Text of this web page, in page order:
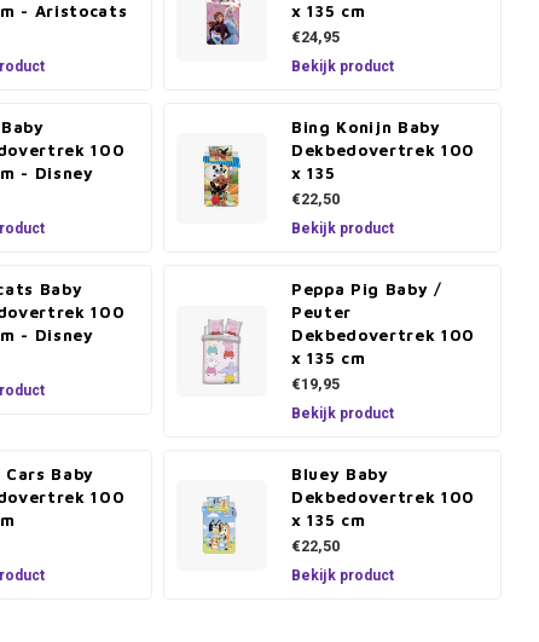
- Aristocats
x 135 cm
€24,95
Bekijk product
100
- Disney
Bing Konijn Baby
Dekbedovertrek 100
x 135
€22,50
Bekijk product
Baby
100
- Disney
Peppa Pig Baby /
Peuter
Dekbedovertrek 100
x 135 cm
€19,95
Bekijk product
Cars Baby
100
Bluey Baby
Dekbedovertrek 100
x 135 cm
€22,50
Bekijk product